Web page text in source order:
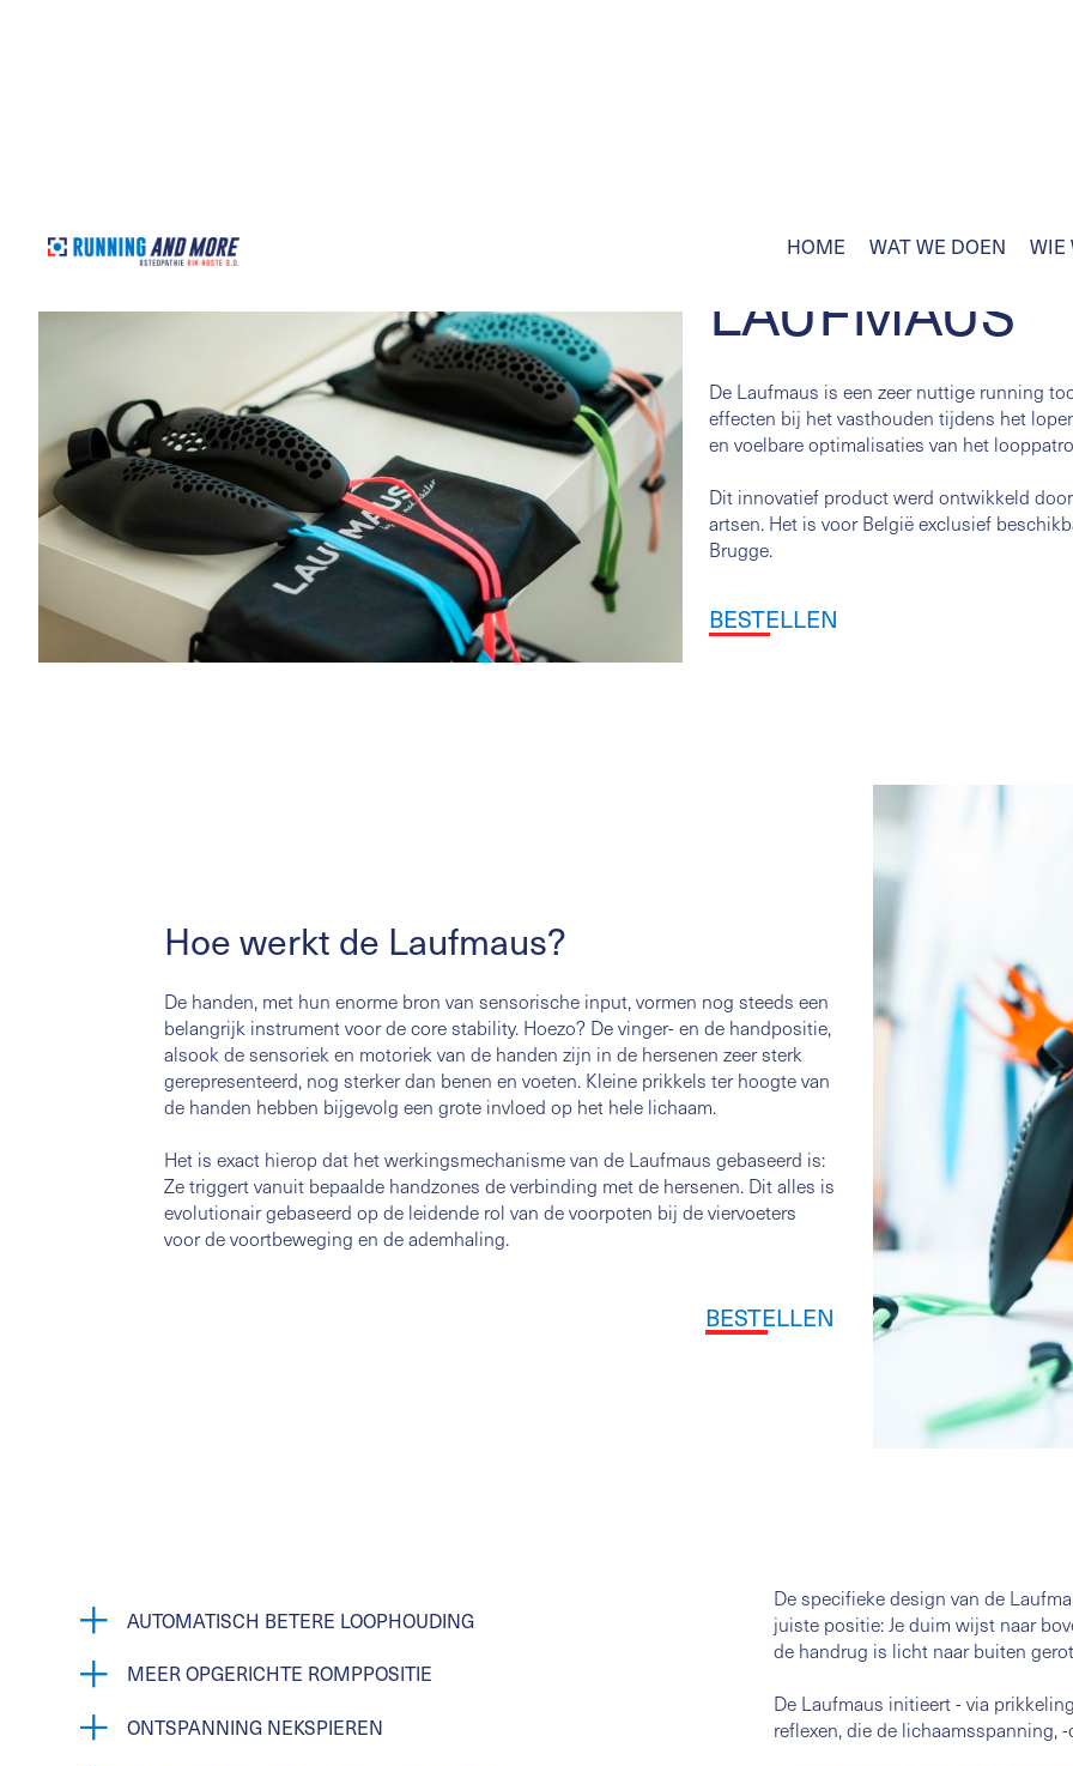
HOME WAT WE DOEN WIE
LAUFMAUS
De Laufmaus is een zeer nuttige running
effecten bij het vasthouden tijdens het
en voelbare optimalisaties van het
Dit innovatief product werd ontwikkeld
artsen. Het is voor België exclusief
Brugge.
BESTELLEN
Hoe werkt de Laufmaus?
De handen, met hun enorme bron van sensorische input, vormen nog steeds een
belangrijk instrument voor de core stability. Hoezo? De vinger- en de handpositie,
alsook de sensoriek en motoriek van de handen zijn in de hersenen zeer sterk
gerepresenteerd, nog sterker dan benen en voeten. Kleine prikkels ter hoogte van
de handen hebben bijgevolg een grote invloed op het hele lichaam.
Het is exact hierop dat het werkingsmechanisme van de Laufmaus gebaseerd is:
Ze triggert vanuit bepaalde handzones de verbinding met de hersenen. Dit alles is
evolutionair gebaseerd op de leidende rol van de voorpoten bij de viervoeters
voor de voortbeweging en de ademhaling.
BESTELLEN
AUTOMATISCH BETERE LOOPHOUDING
MEER OPGERICHTE ROMPPOSITIE
ONTSPANNING NEKSPIEREN
De specifieke design van de
juiste positie: Je duim wijst naar
de handrug is licht naar buiten
De Laufmaus initieert - via
reflexen, die de lichaamsspanning,